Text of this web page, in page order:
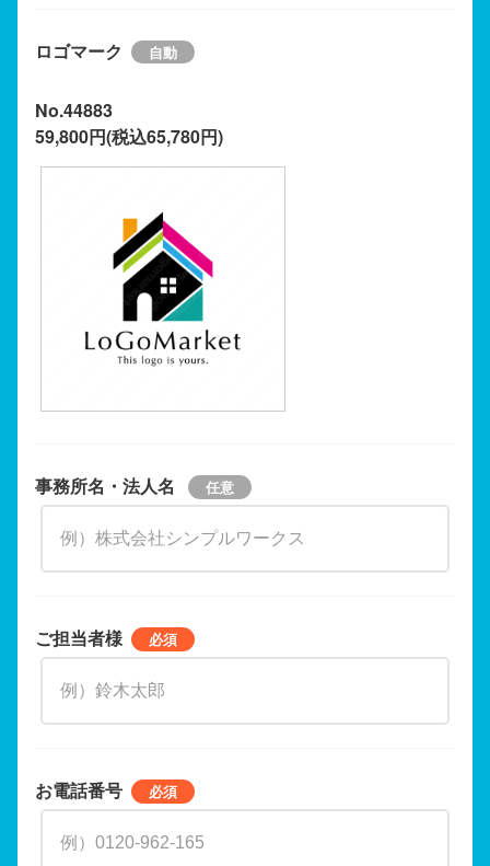
ロゴマーク
No.44883
59,800円(税込65,780円)
事務所名・法人名
ご担当者様
お電話番号